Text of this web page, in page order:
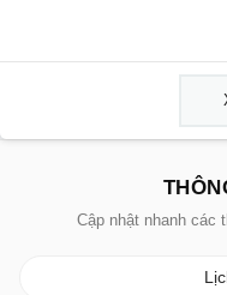
Cập nhật nhanh các